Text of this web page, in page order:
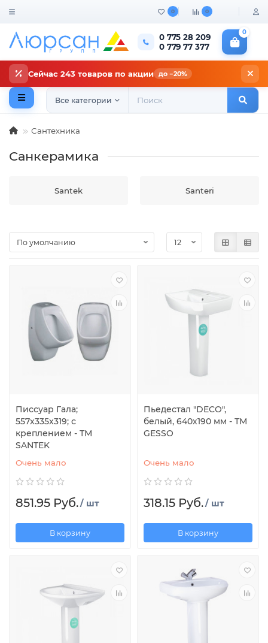
0 0
0 775 28 209
0 779 77 377
0
Сейчас 243 товаров по акции до −20%
Все категории
Сантехника
Санкерамика
Santek Santeri
Писсуар Гала;
557х335х319; с
креплением - ТМ
SANTEK
Очень мало
851.95 Руб./ шт
В корзину
Пьедестал "DECO",
белый, 640х190 мм - ТМ
GESSO
Очень мало
318.15 Руб./ шт
В корзину